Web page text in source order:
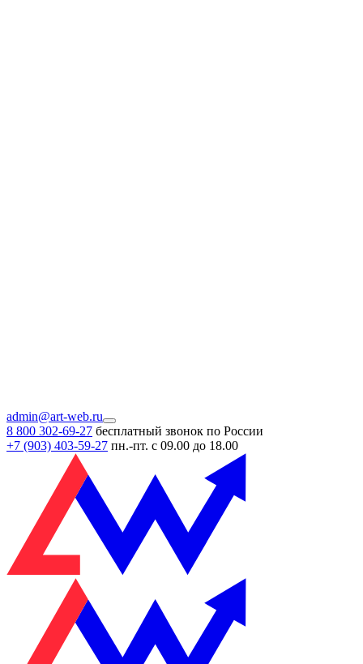
admin@art-web.ru
8 800 302-69-27 бесплатный звонок по России
+7 (903) 403-59-27 пн.-пт. с 09.00 до 18.00